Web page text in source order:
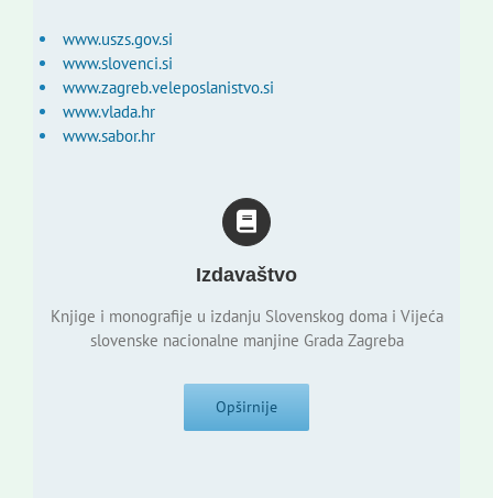
www.uszs.gov.si
www.slovenci.si
www.zagreb.veleposlanistvo.si
www.vlada.hr
www.sabor.hr
Izdavaštvo
Knjige i monografije u izdanju Slovenskog doma i Vijeća
slovenske nacionalne manjine Grada Zagreba
Opširnije